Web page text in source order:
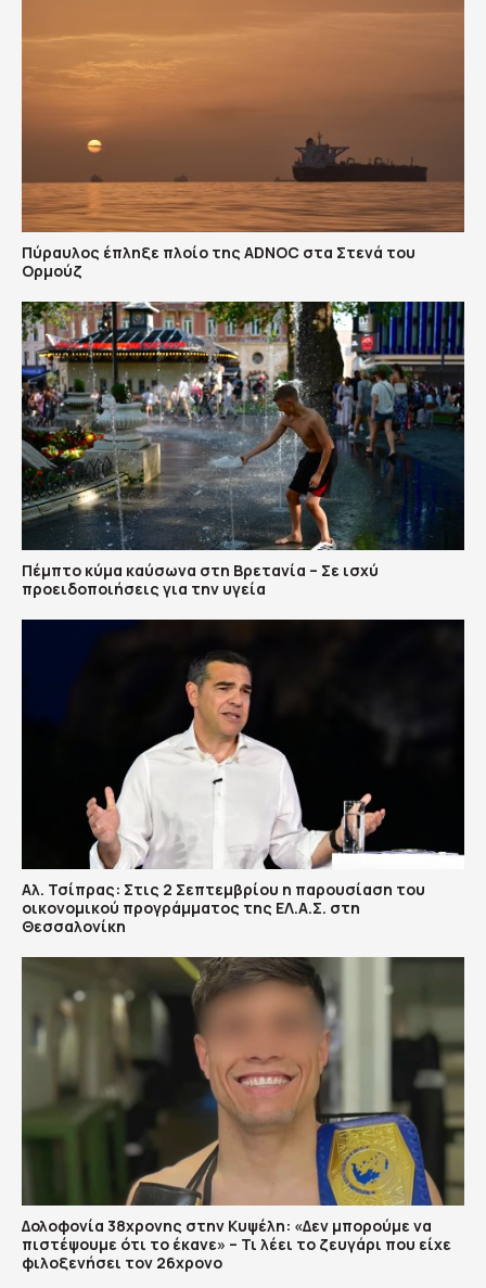
Πύραυλος έπληξε πλοίο της ADNOC στα Στενά του
Ορμούζ
Πέμπτο κύμα καύσωνα στη Βρετανία – Σε ισχύ
προειδοποιήσεις για την υγεία
Αλ. Τσίπρας: Στις 2 Σεπτεμβρίου η παρουσίαση του
οικονομικού προγράμματος της ΕΛ.Α.Σ. στη
Θεσσαλονίκη
Δολοφονία 38χρονης στην Κυψέλη: «Δεν μπορούμε να
πιστέψουμε ότι το έκανε» – Τι λέει το ζευγάρι που είχε
φιλοξενήσει τον 26χρονο